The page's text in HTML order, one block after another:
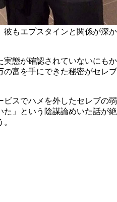
彼もエプスタインと関係が深か
実態が確認されていないにもか
の富を手にできた秘密がセレブ
ビスでハメを外したセレブの弱
」という陰謀論めいた話が絶